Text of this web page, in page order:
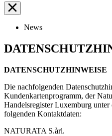
News
DATENSCHUTZHINWEISE
Die nachfolgenden
Kundenkartenprogramm, der
Handelsregister Luxemburg
folgenden Kontaktdaten:
NATURATA S.àrl.